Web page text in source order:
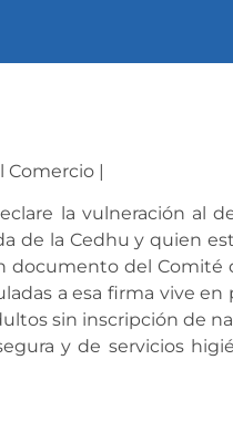
Comercio |
la vulneración al
de la Cedhu y quien
documento del Comité
a esa firma vive
sin inscripción de
y de servicios